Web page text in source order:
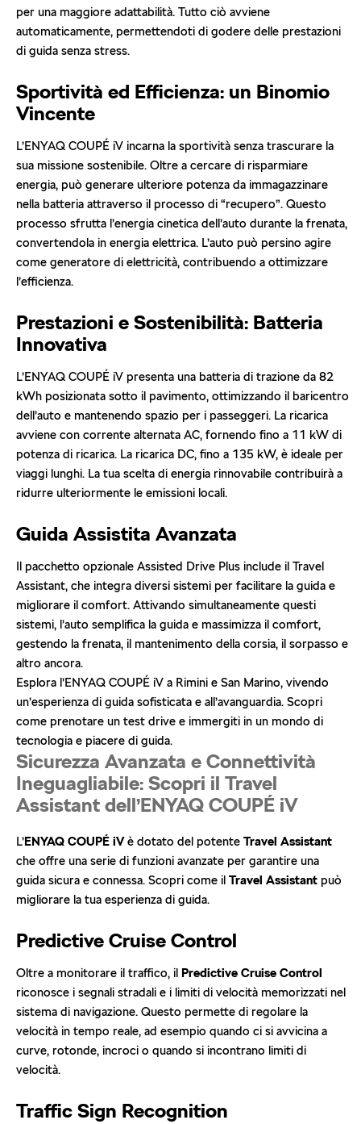
per una maggiore adattabilità. Tutto ciò avviene
automaticamente, permettendoti di godere delle prestazioni
di guida senza stress.
Sportività ed Efficienza: un Binomio
Vincente
L’ENYAQ COUPÉ iV incarna la sportività senza trascurare la
sua missione sostenibile. Oltre a cercare di risparmiare
energia, può generare ulteriore potenza da immagazzinare
nella batteria attraverso il processo di “recupero”. Questo
processo sfrutta l’energia cinetica dell’auto durante la frenata,
convertendola in energia elettrica. L’auto può persino agire
come generatore di elettricità, contribuendo a ottimizzare
l’efficienza.
Prestazioni e Sostenibilità: Batteria
Innovativa
L’ENYAQ COUPÉ iV presenta una batteria di trazione da 82
kWh posizionata sotto il pavimento, ottimizzando il baricentro
dell’auto e mantenendo spazio per i passeggeri. La ricarica
avviene con corrente alternata AC, fornendo fino a 11 kW di
potenza di ricarica. La ricarica DC, fino a 135 kW, è ideale per
viaggi lunghi. La tua scelta di energia rinnovabile contribuirà a
ridurre ulteriormente le emissioni locali.
Guida Assistita Avanzata
Il pacchetto opzionale Assisted Drive Plus include il Travel
Assistant, che integra diversi sistemi per facilitare la guida e
migliorare il comfort. Attivando simultaneamente questi
sistemi, l’auto semplifica la guida e massimizza il comfort,
gestendo la frenata, il mantenimento della corsia, il sorpasso e
altro ancora.
Esplora l’ENYAQ COUPÉ iV a Rimini e San Marino, vivendo
un’esperienza di guida sofisticata e all’avanguardia. Scopri
come prenotare un test drive e immergiti in un mondo di
tecnologia e piacere di guida.
Sicurezza Avanzata e Connettività
Ineguagliabile: Scopri il Travel
Assistant dell’ENYAQ COUPÉ iV
L’ENYAQ COUPÉ iVè dotato del potente Travel Assistant
che offre una serie di funzioni avanzate per garantire una
guida sicura e connessa. Scopri come il Travel Assistant può
migliorare la tua esperienza di guida.
Predictive Cruise Control
Oltre a monitorare il traffico, il Predictive Cruise Control
riconosce i segnali stradali e i limiti di velocità memorizzati nel
sistema di navigazione. Questo permette di regolare la
velocità in tempo reale, ad esempio quando ci si avvicina a
curve, rotonde, incroci o quando si incontrano limiti di
velocità.
Traffic Sign Recognition